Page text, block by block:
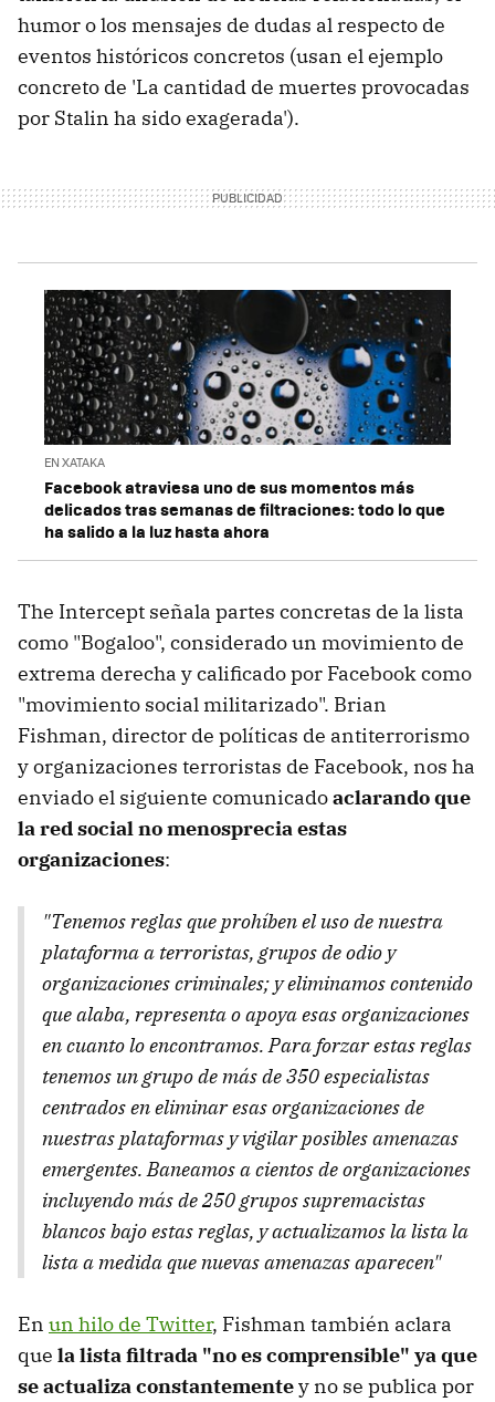
humor o los mensajes de dudas al respecto de
eventos históricos concretos (usan el ejemplo
concreto de 'La cantidad de muertes provocadas
por Stalin ha sido exagerada').
EN XATAKA
Facebook atraviesa uno de sus momentos más
delicados tras semanas de filtraciones: todo lo que
ha salido a la luz hasta ahora
The Intercept señala partes concretas de la lista
como "Bogaloo", considerado un movimiento de
extrema derecha y calificado por Facebook como
"movimiento social militarizado". Brian
Fishman, director de políticas de antiterrorismo
y organizaciones terroristas de Facebook, nos ha
enviado el siguiente comunicadoaclarando que
la red social no menosprecia estas
organizaciones:
"Tenemos reglas que prohíben el uso de nuestra
plataforma a terroristas, grupos de odio y
organizaciones criminales; y eliminamos contenido
que alaba, representa o apoya esas organizaciones
en cuanto lo encontramos. Para forzar estas reglas
tenemos un grupo de más de 350 especialistas
centrados en eliminar esas organizaciones de
nuestras plataformas y vigilar posibles amenazas
emergentes. Baneamos a cientos de organizaciones
incluyendo más de 250 grupos supremacistas
blancos bajo estas reglas, y actualizamos la lista la
lista a medida que nuevas amenazas aparecen"
En un hilo de Twitter, Fishman también aclara
que la lista filtrada "no es comprensible" ya que
se actualiza constantementey no se publica por